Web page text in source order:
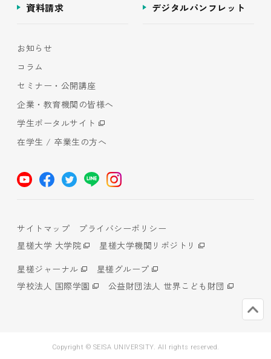
資料請求 デジタルパンフレット
お知らせ
コラム
セミナー・公開講座
企業・教育機関の皆様へ
学生ポータルサイト
在学生 / 卒業生の方へ
サイトマップ
プライバシーポリシー
星槎大学 大学院
星槎大学機関リポジトリ
星槎ジャーナル
星槎グループ
学校法人 国際学園
公益財団法人 世界こども財団
Copyright © SEISA UNIVERSITY. All rights reserved.